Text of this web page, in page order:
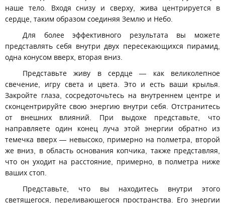
наше тело. Входя снизу и сверху, жива центрируется в
сердце, таким образом соединяя Землю и Небо.
Для более эффективного результата вы можете
представлять себя внутри двух пересекающихся пирамид,
одна конусом вверх, вторая вниз.
Представьте живу в сердце — как великолепное
свечение, игру света и цвета. Это и есть ваши крылья.
Закройте глаза, сосредоточьтесь на внутреннем центре и
сконцентрируйте свою энергию внутри себя. Отстранитесь
от внешних влияний. При выдохе представьте, что
направляете один конец луча этой энергии обратно из
темечка вверх — невысоко, примерно на полметра, второй
же вниз, в область основания копчика, также представляя,
что он уходит на расстояние, примерно, в полметра ниже
ваших стоп.
Представьте, что вы находитесь внутри этого
светящегося, переливающегося пространства. Его энергии